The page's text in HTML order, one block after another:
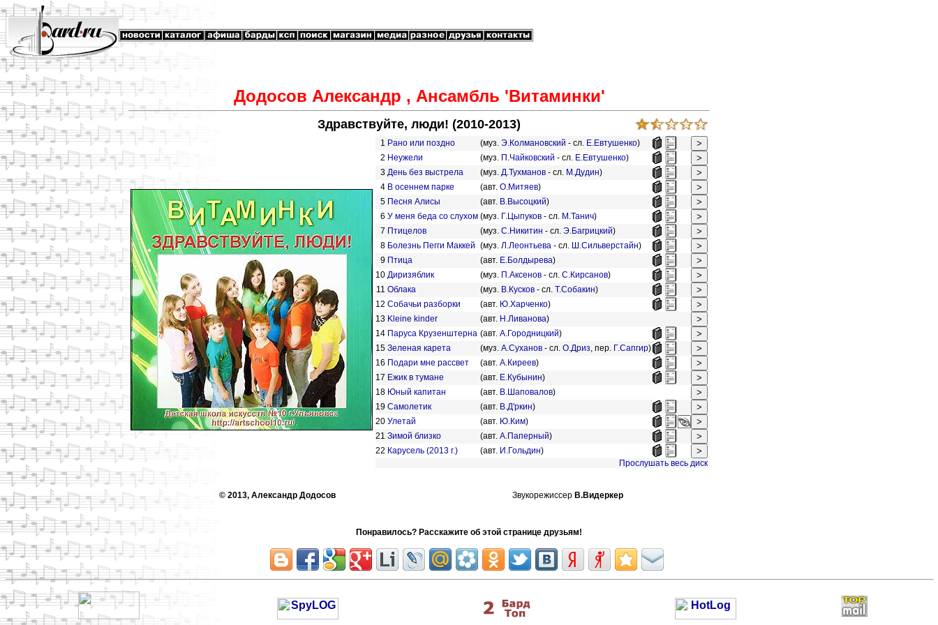
Додосов Александр , Ансамбль 'Витаминки'
Здравствуйте, люди! (2010-2013)
1 Рано или поздно (муз. Э.Колмановский - сл. Е.Евтушенко)
2 Неужели (муз. П.Чайковский - сл. Е.Евтушенко)
3 День без выстрела (муз. Д.Тухманов - сл. М.Дудин)
4 В осеннем парке (авт. О.Митяев)
5 Песня Алисы (авт. В.Высоцкий)
6 У меня беда со слухом (муз. Г.Цыпуков - сл. М.Танич)
7 Птицелов (муз. С.Никитин - сл. Э.Багрицкий)
8 Болезнь Пегги Маккей (муз. Л.Леонтьева - сл. Ш.Сильверстайн)
9 Птица (авт. Е.Болдырева)
10 Диризяблик (муз. П.Аксенов - сл. С.Кирсанов)
11 Облака (муз. В.Кусков - сл. Т.Собакин)
12 Собачьи разборки (авт. Ю.Харченко)
13 Kleine kinder (авт. Н.Ливанова)
14 Паруса Крузенштерна (авт. А.Городницкий)
15 Зеленая карета (муз. А.Суханов - сл. О.Дриз, пер. Г.Сапгир)
16 Подари мне рассвет (авт. А.Киреев)
17 Ежик в тумане (авт. Е.Кубынин)
18 Юный капитан (авт. В.Шаповалов)
19 Самолетик (авт. В.Д'ркин)
20 Улетай (авт. Ю.Ким)
21 Зимой близко (авт. А.Паперный)
22 Карусель (2013 г.) (авт. И.Гольдин)
Прослушать весь диск
© 2013, Александр Додосов Звукорежиссер В.Видеркер
Понравилось? Расскажите об этой странице друзьям!